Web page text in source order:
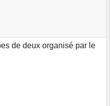
de deux organisé par le